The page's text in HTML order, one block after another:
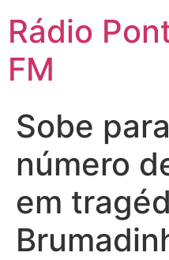
para
conteúdo
Rádio
FM
Sobe
número
em